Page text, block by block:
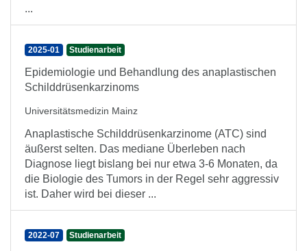
...
2025-01 Studienarbeit
Epidemiologie und Behandlung des anaplastischen
Schilddrüsenkarzinoms
Universitätsmedizin Mainz
Anaplastische Schilddrüsenkarzinome (ATC) sind
äußerst selten. Das mediane Überleben nach
Diagnose liegt bislang bei nur etwa 3-6 Monaten, da
die Biologie des Tumors in der Regel sehr aggressiv
ist. Daher wird bei dieser ...
2022-07 Studienarbeit